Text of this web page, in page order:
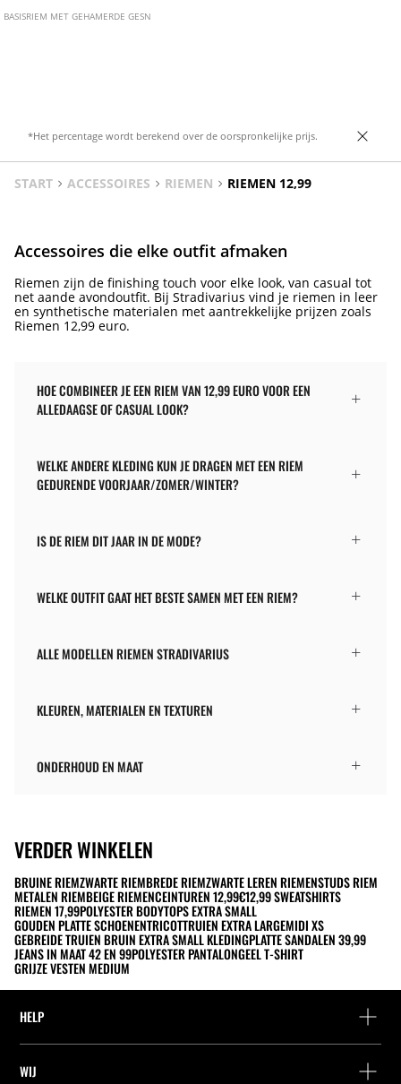
BASISRIEM MET GEHAMERDE GESN
*Het percentage wordt berekend over de oorspronkelijke prijs.
START ACCESSOIRES RIEMEN RIEMEN 12,99
Accessoires die elke outfit afmaken
Riemen zijn de finishing touch voor elke look, van casual tot
net aande avondoutfit. Bij Stradivarius vind je riemen in leer
en synthetische materialen met aantrekkelijke prijzen zoals
Riemen 12,99 euro.
HOE COMBINEER JE EEN RIEM VAN 12,99 EURO VOOR EEN
ALLEDAAGSE OF CASUAL LOOK?
WELKE ANDERE KLEDING KUN JE DRAGEN MET EEN RIEM
GEDURENDE VOORJAAR/ZOMER/WINTER?
IS DE RIEM DIT JAAR IN DE MODE?
WELKE OUTFIT GAAT HET BESTE SAMEN MET EEN RIEM?
ALLE MODELLEN RIEMEN STRADIVARIUS
KLEUREN, MATERIALEN EN TEXTUREN
ONDERHOUD EN MAAT
VERDER WINKELEN
BRUINE RIEMZWARTE RIEMBREDE RIEMZWARTE LEREN RIEMENSTUDS RIEM
METALEN RIEMBEIGE RIEMENCEINTUREN 12,99€12,99 SWEATSHIRTS
RIEMEN 17,99POLYESTER BODYTOPS EXTRA SMALL
GOUDEN PLATTE SCHOENENTRICOTTRUIEN EXTRA LARGEMIDI XS
GEBREIDE TRUIEN BRUIN EXTRA SMALL KLEDINGPLATTE SANDALEN 39,99
JEANS IN MAAT 42 EN 99POLYESTER PANTALONGEEL T-SHIRT
GRIJZE VESTEN MEDIUM
HELP
Leveringspunt zoeken
WIJ